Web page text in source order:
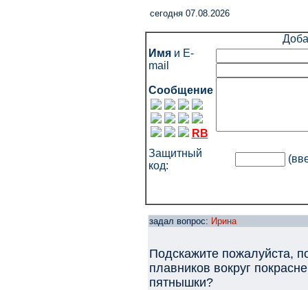
cегодня 07.08.2026
Имяи E-
mail
Сообщение
RB
Защитный
код:
задал вопрос: Ирина
Подскажите пожалуйста,
плавников вокруг
пятнышки?